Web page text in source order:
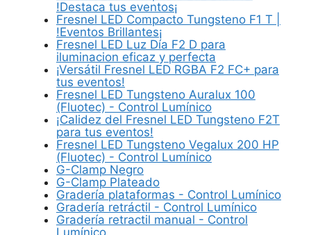
!Destaca tus eventos¡
Fresnel LED Compacto Tungsteno F1 T |
!Eventos Brillantes¡
Fresnel LED Luz Día F2 D para
iluminacion eficaz y perfecta
¡Versátil Fresnel LED RGBA F2 FC+ para
tus eventos!
Fresnel LED Tungsteno Auralux 100
(Fluotec) - Control Lumínico
¡Calidez del Fresnel LED Tungsteno F2T
para tus eventos!
Fresnel LED Tungsteno Vegalux 200 HP
(Fluotec) - Control Lumínico
G-Clamp Negro
G-Clamp Plateado
Gradería plataformas - Control Lumínico
Gradería retráctil - Control Lumínico
Gradería retractil manual - Control
Lumínico